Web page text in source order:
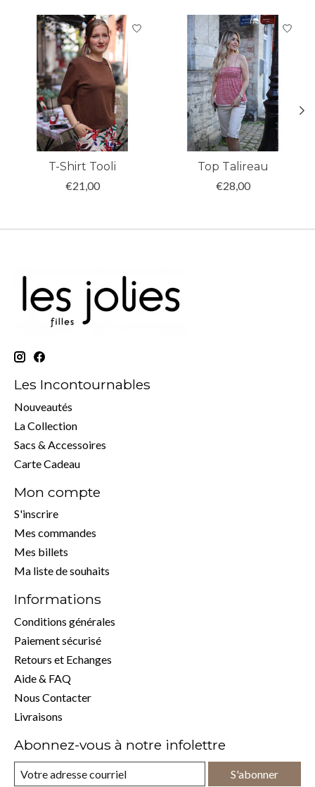
Articles du carrousel de produits
T-Shirt Tooli
€21,00
Top Talireau
€28,00
Les Incontournables
Nouveautés
La Collection
Sacs & Accessoires
Carte Cadeau
Mon compte
S'inscrire
Mes commandes
Mes billets
Ma liste de souhaits
Informations
Conditions générales
Paiement sécurisé
Retours et Echanges
Aide & FAQ
Nous Contacter
Livraisons
Abonnez-vous à notre infolettre
S'abonner